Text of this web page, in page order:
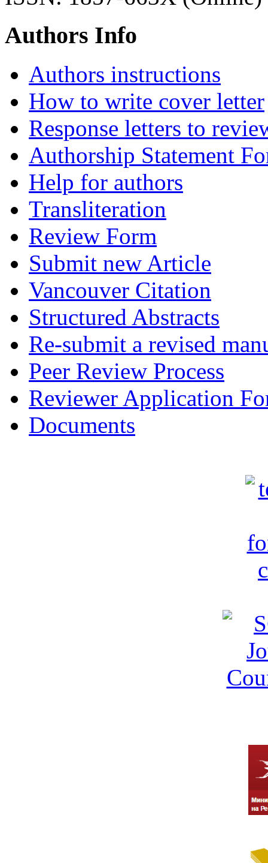
Authors Info
Authors instructions
How to write cover letter
Response letters to
Authorship Statement
Help for authors
Transliteration
Review Form
Submit new Article
Vancouver Citation
Structured Abstracts
Re-submit a revised
Peer Review Process
Reviewer Application
Documents